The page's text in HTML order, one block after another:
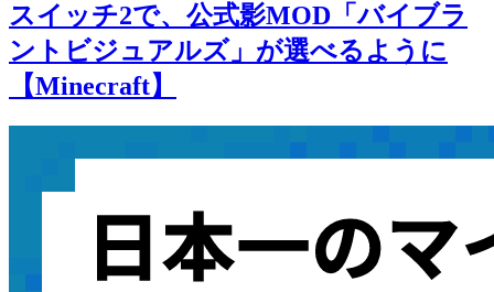
スイッチ2で、公式影MOD「バイブラ
ントビジュアルズ」が選べるように
【Minecraft】